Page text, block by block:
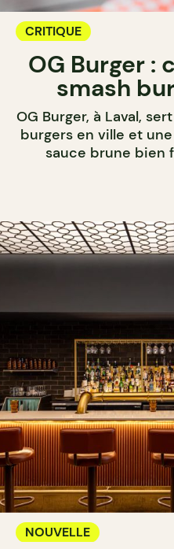
CRITIQUE
OG Burger :
smash
OG Burger, à Laval,
burgers en ville et
sauce brune bien
NOUVELLE